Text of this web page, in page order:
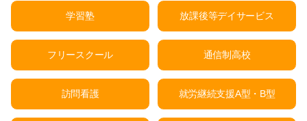
学習塾 放課後等デイサービス
フリースクール 通信制高校
訪問看護 就労継続支援A型・B型